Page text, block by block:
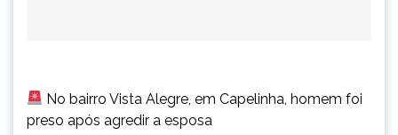
No bairro Vista Alegre, em Capelinha, homem foi
preso após agredir a esposa